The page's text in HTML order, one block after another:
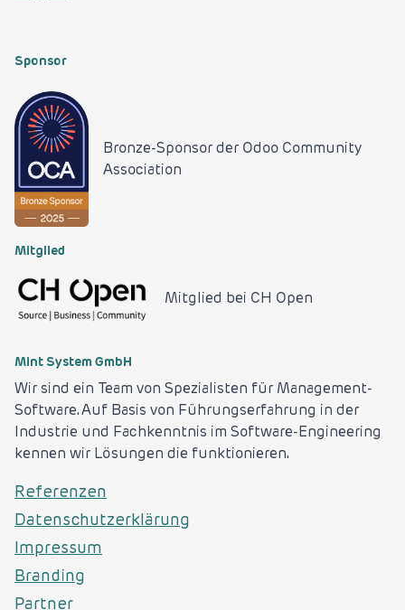
Sponsor
Bronze-Sponsor derOdoo Community
Association
Mitglied
Mitglied bei CH Open
Mint System GmbH
Wir sind ein Team von Spezialisten für Management-
Software. Auf Basis von Führungserfahrung in der
Industrie und Fachkenntnis im Software-Engineering
kennen wir Lösungen die funktionieren.
Referenzen
Datenschutzerklärung
Impressum
Branding
Partner